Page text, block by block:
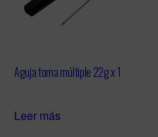
Aguja toma múltiple 22g x 1
Leer más